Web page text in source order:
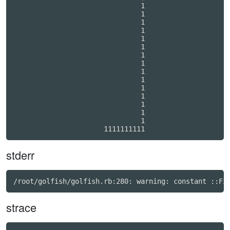
                               1
                               1
                               1
                               1
                               1
                               1
                               1
                               1
                               1
                               1
                               1
                               1
                               1
                               1
                               1
                      1111111111
stderr
strace